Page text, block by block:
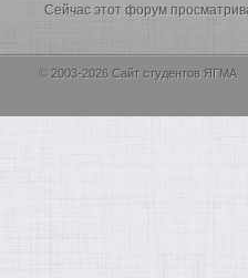
Сейчас этот форум
© 2003-2026 Сайт студентов ЯГМА